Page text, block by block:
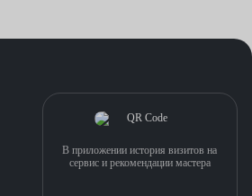
В приложении история визитов на
сервис и рекомендации мастера